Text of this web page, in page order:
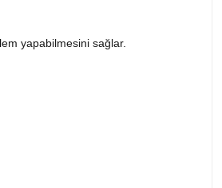
yapabilmesini sağlar.